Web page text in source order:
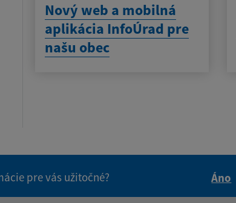
Nový web a mobilná
aplikácia InfoÚrad pre
našu obec
pre vás užitočné?
Áno